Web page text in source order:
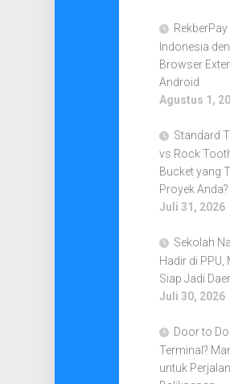
Indonesia
Browser
Android
Agustus 1,
Standard
vs Rock
Bucket yang
Proyek Anda?
Juli 31, 2026
Sekolah
Hadir di PPU,
Siap Jadi
Juli 30, 2026
Door to
Terminal?
untuk